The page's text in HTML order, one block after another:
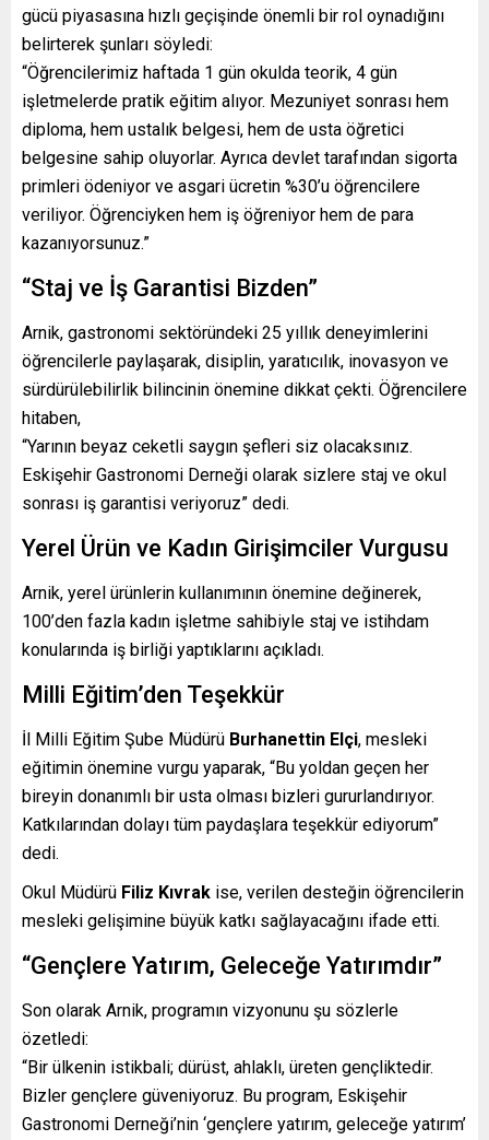
gücü piyasasına hızlı geçişinde önemli bir rol oynadığını
belirterek şunları söyledi:
“Öğrencilerimiz haftada 1 gün okulda teorik, 4 gün
işletmelerde pratik eğitim alıyor. Mezuniyet sonrası hem
diploma, hem ustalık belgesi, hem de usta öğretici
belgesine sahip oluyorlar. Ayrıca devlet tarafından sigorta
primleri ödeniyor ve asgari ücretin %30’u öğrencilere
veriliyor. Öğrenciyken hem iş öğreniyor hem de para
kazanıyorsunuz.”
“Staj ve İş Garantisi Bizden”
Arnik, gastronomi sektöründeki 25 yıllık deneyimlerini
öğrencilerle paylaşarak, disiplin, yaratıcılık, inovasyon ve
sürdürülebilirlik bilincinin önemine dikkat çekti. Öğrencilere
hitaben,
“Yarının beyaz ceketli saygın şefleri siz olacaksınız.
Eskişehir Gastronomi Derneği olarak sizlere staj ve okul
sonrası iş garantisi veriyoruz” dedi.
Yerel Ürün ve Kadın Girişimciler Vurgusu
Arnik, yerel ürünlerin kullanımının önemine değinerek,
100’den fazla kadın işletme sahibiyle staj ve istihdam
konularında iş birliği yaptıklarını açıkladı.
Milli Eğitim’den Teşekkür
İl Milli Eğitim Şube Müdürü Burhanettin Elçi, mesleki
eğitimin önemine vurgu yaparak, “Bu yoldan geçen her
bireyin donanımlı bir usta olması bizleri gururlandırıyor.
Katkılarından dolayı tüm paydaşlara teşekkür ediyorum”
dedi.
Okul Müdürü Filiz Kıvrak ise, verilen desteğin öğrencilerin
mesleki gelişimine büyük katkı sağlayacağını ifade etti.
“Gençlere Yatırım, Geleceğe Yatırımdır”
Son olarak Arnik, programın vizyonunu şu sözlerle
özetledi:
“Bir ülkenin istikbali; dürüst, ahlaklı, üreten gençliktedir.
Bizler gençlere güveniyoruz. Bu program, Eskişehir
Gastronomi Derneği’nin ‘gençlere yatırım, geleceğe yatırım’